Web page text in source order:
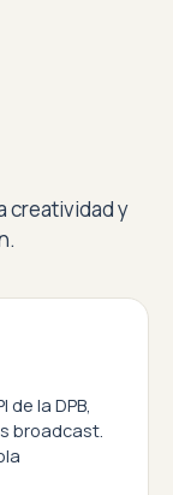
creatividad y
la DPB,
broadcast.